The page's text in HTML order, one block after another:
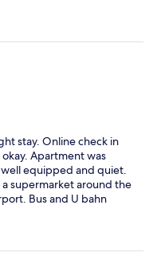
stay. Online check in
Apartment was
equipped and quiet.
supermarket around the
Bus and U bahn